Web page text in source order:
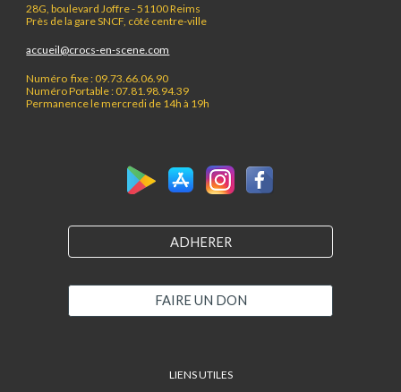
28G, boulevard Joffre - 51100 Reims
Près de la gare SNCF, côté centre-ville
accueil@crocs-en-scene.com
Numéro fixe : 09.73.66.06.90
Numéro Portable : 07.81.98.94.39
Permanence le mercredi de 14h à 19h
ADHERER
FAIRE UN DON
LIENS UTILES